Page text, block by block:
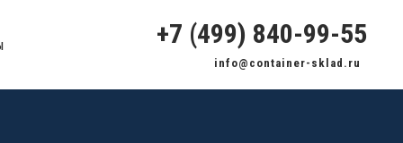
‭+7 (499) 840-99-55‬
info@container-sklad.ru